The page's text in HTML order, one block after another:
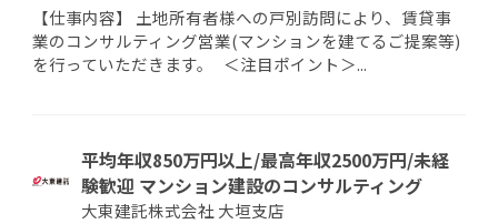
【仕事内容】 土地所有者様への戸別訪問により、賃貸事
業のコンサルティング営業(マンションを建てるご提案等)
を行っていただきます。 ＜注目ポイント＞...
平均年収850万円以上/最高年収2500万円/未経
験歓迎 マンション建設のコンサルティング
大東建託株式会社 大垣支店